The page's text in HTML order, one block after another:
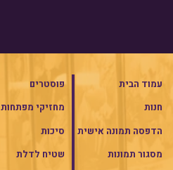
עמוד הבית
חנות
הדפסה תמונה אישית
מסגור תמונות
פוסטרים
מחזיקי מפתחות
סיכות
שטיח לדלת